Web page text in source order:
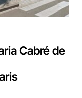
Cabré de